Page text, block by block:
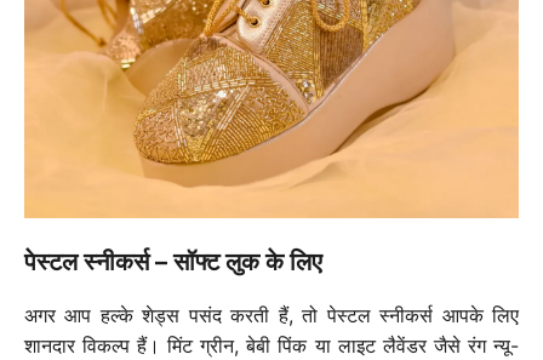
पेस्टल स्नीकर्स – सॉफ्ट लुक के लिए
अगर आप हल्के शेड्स पसंद करती हैं, तो पेस्टल स्नीकर्स आपके लिए
शानदार विकल्प हैं। मिंट ग्रीन, बेबी पिंक या लाइट लैवेंडर जैसे रंग न्यू-